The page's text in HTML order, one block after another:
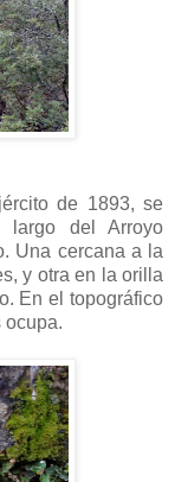
de 1893, se
del Arroyo
Una cercana a la
y otra en la orilla
En el topográfico
ocupa.